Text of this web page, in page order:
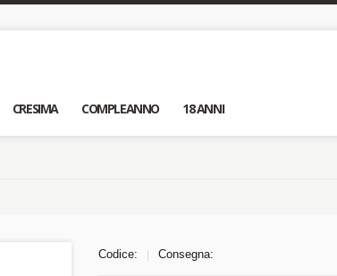
CRESIMA COMPLEANNO 18 ANNI
Codice: Consegna: